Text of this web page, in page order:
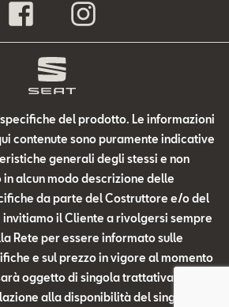
del prodotto. Le informazioni
contenute sono puramente indicative
generali degli stessi e non
alcun modo descrizione delle
da parte del Costruttore e/o del
invitiamo il Cliente a rivolgersi sempre
Rete per essere informato sulle
e sul prezzo in vigore al momento
oggetto di singola trattativa - ed in
alla disponibilità del singolo